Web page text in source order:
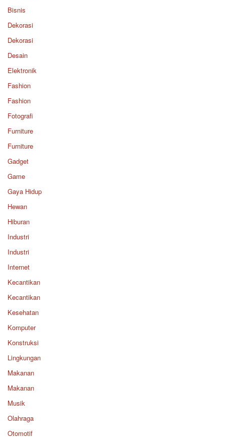
Bisnis
Dekorasi
Dekorasi
Desain
Elektronik
Fashion
Fashion
Fotografi
Furniture
Furniture
Gadget
Game
Gaya Hidup
Hewan
Hiburan
Industri
Industri
Internet
Kecantikan
Kecantikan
Kesehatan
Komputer
Konstruksi
Lingkungan
Makanan
Makanan
Musik
Olahraga
Otomotif